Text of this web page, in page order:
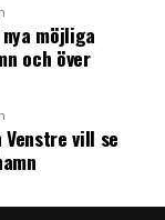
på sträckan
är att
stambanor
med
möjliga
och över
vill se